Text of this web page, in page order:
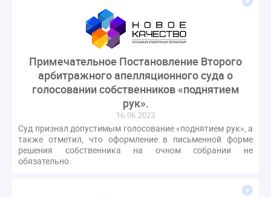
гарантийная управляющая компания
гарантирующие управляющие организации
дисквалификация
документ
единство измерений
жалобы
жилищный надзор
изменения в ЖК РФ
индикаторы риска
кадры
категория риска
квалифэкзамен
кворум ОСС
Примечательное Постановление Второго
арбитражного апелляционного суда о
голосовании собственников «поднятием
рук».
16.06.2023
Суд признал допустимым голосование «поднятием рук», а
также отметил, что оформление в письменной форме
решения собственника на очном собрании не
обязательно.